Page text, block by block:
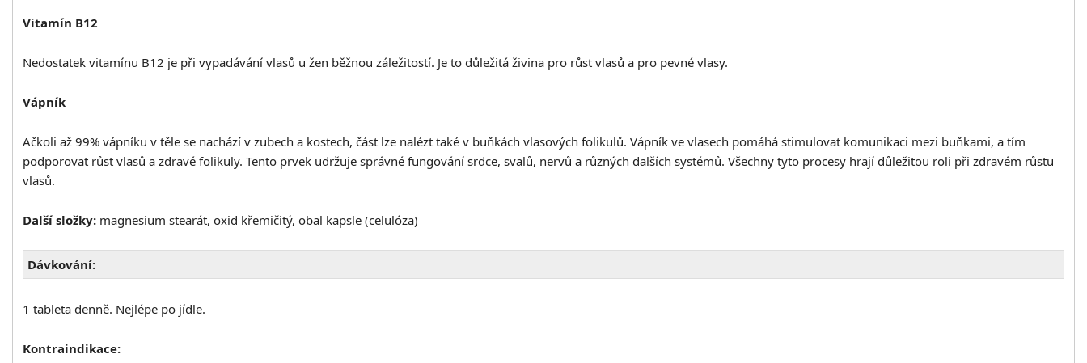
Vitamín B12
Nedostatek vitamínu B12 je při vypadávání vlasů u žen běžnou záležitostí. Je to důležitá živina pro růst vlasů a pro pevné vlasy.
Vápník
Ačkoli až 99% vápníku v těle se nachází v zubech a kostech, část lze nalézt také v buňkách vlasových folikulů. Vápník ve vlasech pomáhá stimulovat komunikaci mezi buňkami, a tím
podporovat růst vlasů a zdravé folikuly. Tento prvek udržuje správné fungování srdce, svalů, nervů a různých dalších systémů. Všechny tyto procesy hrají důležitou roli při zdravém růstu
vlasů.
Další složky: magnesium stearát, oxid křemičitý, obal kapsle (celulóza)
Dávkování:
1 tableta denně. Nejlépe po jídle.
Kontraindikace: